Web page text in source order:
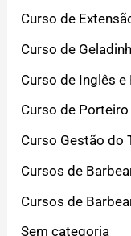
Curso de
Curso de
Curso de Inglês e
Curso de Porteiro
Curso Gestão do
Cursos de
Cursos de
Sem categoria